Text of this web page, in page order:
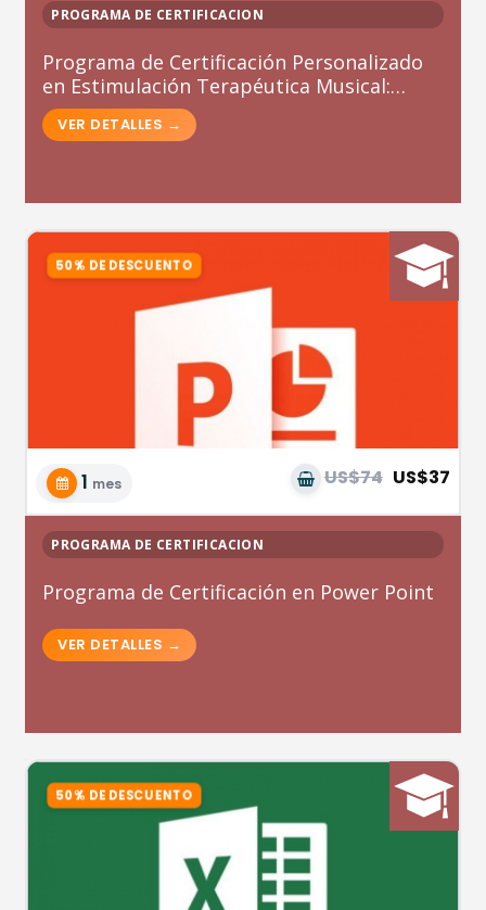
PROGRAMA DE CERTIFICACION
Programa de Certificación Personalizado
en Estimulación Terapéutica Musical:
Musicoterapia
1 mes US$74 US$37
PROGRAMA DE CERTIFICACION
Programa de Certificación en Power Point